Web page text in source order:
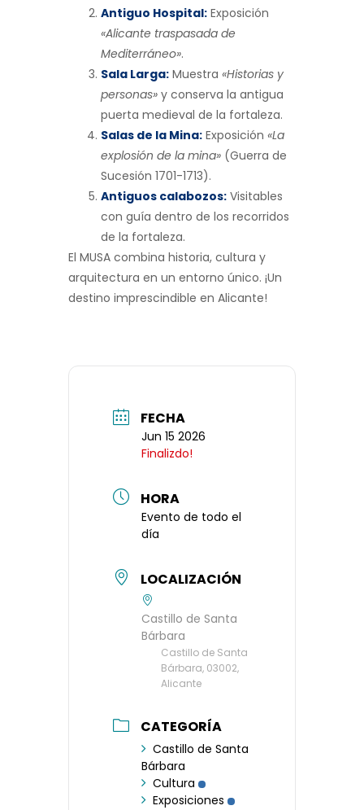
Antiguo Hospital: Exposición
«Alicante traspasada de
Mediterráneo».
Sala Larga: Muestra «Historias y
personas» y conserva la antigua
puerta medieval de la fortaleza.
Salas de la Mina: Exposición «La
explosión de la mina» (Guerra de
Sucesión 1701-1713).
Antiguos calabozos: Visitables
con guía dentro de los recorridos
de la fortaleza.
El MUSA combina historia, cultura y
arquitectura en un entorno único. ¡Un
destino imprescindible en Alicante!
FECHA
Jun 15 2026
Finalizdo!
HORA
Evento de todo el
día
LOCALIZACIÓN
Castillo de Santa
Bárbara
Castillo de Santa
Bárbara, 03002,
Alicante
CATEGORÍA
Castillo de Santa
Bárbara
Cultura
Exposiciones